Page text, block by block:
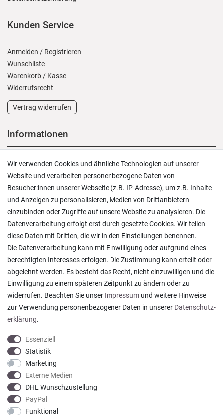
Kunden Service
Anmelden / Registrieren
Wunschliste
Warenkorb / Kasse
Widerrufs­recht
Vertrag widerrufen
Informationen
Versand und Zahlung
Rücksendungen
Lieferung in die Schweiz
Pflegesymbole
Lagerverkauf
Ratgeber & News
Ein einfach toller Service - prompte Lieferung und
sogar mit Pflegehinweis!
Datum der Veröffentlichung: 05.08.2026
Datum der Kauferfahrung: 29.07.2026
922 Bewertungen
Wir verwenden Cookies und ähnliche Technologien auf unserer
Website und verarbeiten personenbezogene Daten von
Besucher:innen unserer Webseite (z.B. IP-Adresse), um z.B. Inhalte
und Anzeigen zu personalisieren, Medien von Drittanbietern
einzubinden oder Zugriffe auf unsere Website zu analysieren. Die
Datenverarbeitung erfolgt erst durch gesetzte Cookies. Wir teilen
diese Daten mit Dritten, die wir in den Einstellungen benennen.
Die Datenverarbeitung kann mit Einwilligung oder aufgrund eines
berechtigten Interesses erfolgen. Die Zustimmung kann erteilt oder
abgelehnt werden. Es besteht das Recht, nicht einzuwilligen und die
Einwilligung zu einem späteren Zeitpunkt zu ändern oder zu
widerrufen. Beachten Sie unser Impressum und weitere Hinweise
zur Verwendung personenbezogener Daten in unserer Daten­schutz­
erklärung.
Essenziell
Statistik
Marketing
Externe Medien
DHL Wunschzustellung
PayPal
Funktional